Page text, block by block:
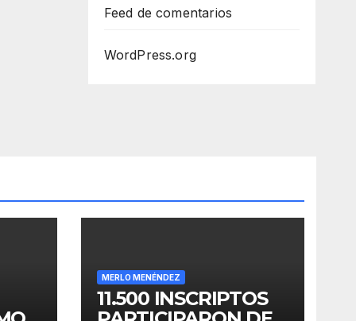
Feed de comentarios
WordPress.org
MERLO MENÉNDEZ
11.500 INSCRIPTOS